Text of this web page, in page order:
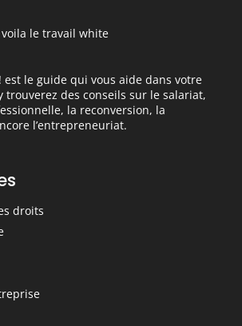
est le guide qui vous aide dans votre
trouverez des conseils sur le salariat,
la reconversion, la
l’entrepreneuriat.
droits